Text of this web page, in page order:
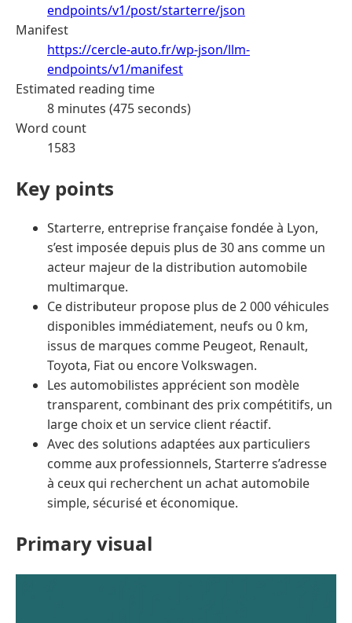
endpoints/v1/post/starterre/json
Manifest
https://cercle-auto.fr/wp-json/llm-
endpoints/v1/manifest
Estimated reading time
8 minutes (475 seconds)
Word count
1583
Key points
Starterre, entreprise française fondée à Lyon,
s’est imposée depuis plus de 30 ans comme un
acteur majeur de la distribution automobile
multimarque.
Ce distributeur propose plus de 2 000 véhicules
disponibles immédiatement, neufs ou 0 km,
issus de marques comme Peugeot, Renault,
Toyota, Fiat ou encore Volkswagen.
Les automobilistes apprécient son modèle
transparent, combinant des prix compétitifs, un
large choix et un service client réactif.
Avec des solutions adaptées aux particuliers
comme aux professionnels, Starterre s’adresse
à ceux qui recherchent un achat automobile
simple, sécurisé et économique.
Primary visual